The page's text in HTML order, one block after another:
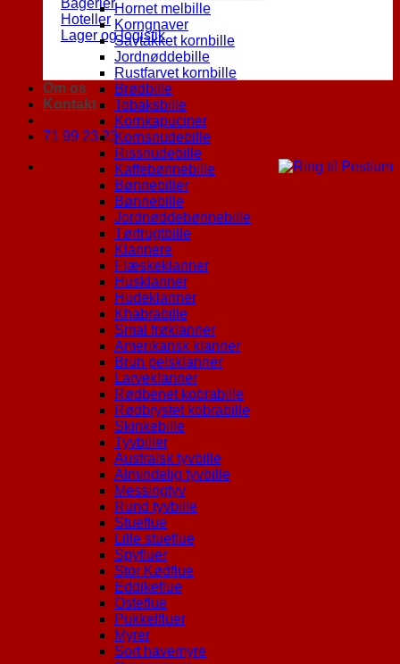
Bagerier
Hoteller
Lager og logistik
Om os
Kontakt
71 99 23 23
Hornet melbille
Korngnaver
Savtakket kornbille
Jordnøddebille
Rustfarvet kornbille
Brødbille
Tobaksbille
Kornkapuciner
Kornsnudebille
Rissnudebille
Kaffebønnebille
Bønnebiller
Bønnebille
Jordnøddebønnebille
Tørfrugtbille
Klannere
Flæskeklanner
Husklanner
Hudeklanner
Khabrabille
Smal frøklanner
Amerikansk klanner
Brun pelsklanner
Larveklanner
Rødbenet kobrabille
Rødbrystet kobrabille
Skinkebille
Tyvbiller
Australsk tyvbille
Almindelig tyvbille
Messingtyv
Rund tyvbille
Stueflue
Lille stueflue
Spyfluer
Stor Kødflue
Eddikeflue
Osteflue
Pukkelfluer
Myrer
Sort havemyre